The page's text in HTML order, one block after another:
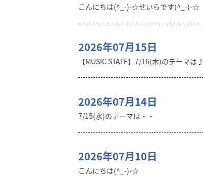
こんにちは(^_-)-☆せいらです(^_-)-☆
2026年07月15日
【MUSIC STATE】7/16(木)のテーマは♪
2026年07月14日
7/15(水)のテーマは・・
2026年07月10日
こんにちは(^_-)-☆